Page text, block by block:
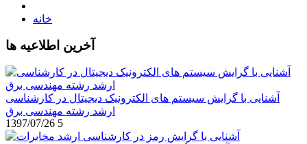
خانه
آخرین اطلاعیه ها
آشنایی با گرایش سیستم های الکترونیک دیجیتال در کارشناسی
ارشد رشته مهندسی برق
1397/07/26 5